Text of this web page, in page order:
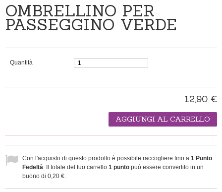
OMBRELLINO PER
PASSEGGINO VERDE
Quantità
12,90 €
AGGIUNGI AL CARRELLO
Con l'acquisto di questo prodotto è possibile raccogliere fino a 1 Punto
Fedeltà. Il totale del tuo carrello 1 punto può essere convertito in un
buono di 0,20 €.